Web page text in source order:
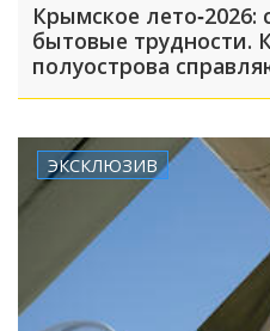
Крымское
бытовые трудности.
полуострова
топлива, света и
ЭКСКЛЮЗИВ